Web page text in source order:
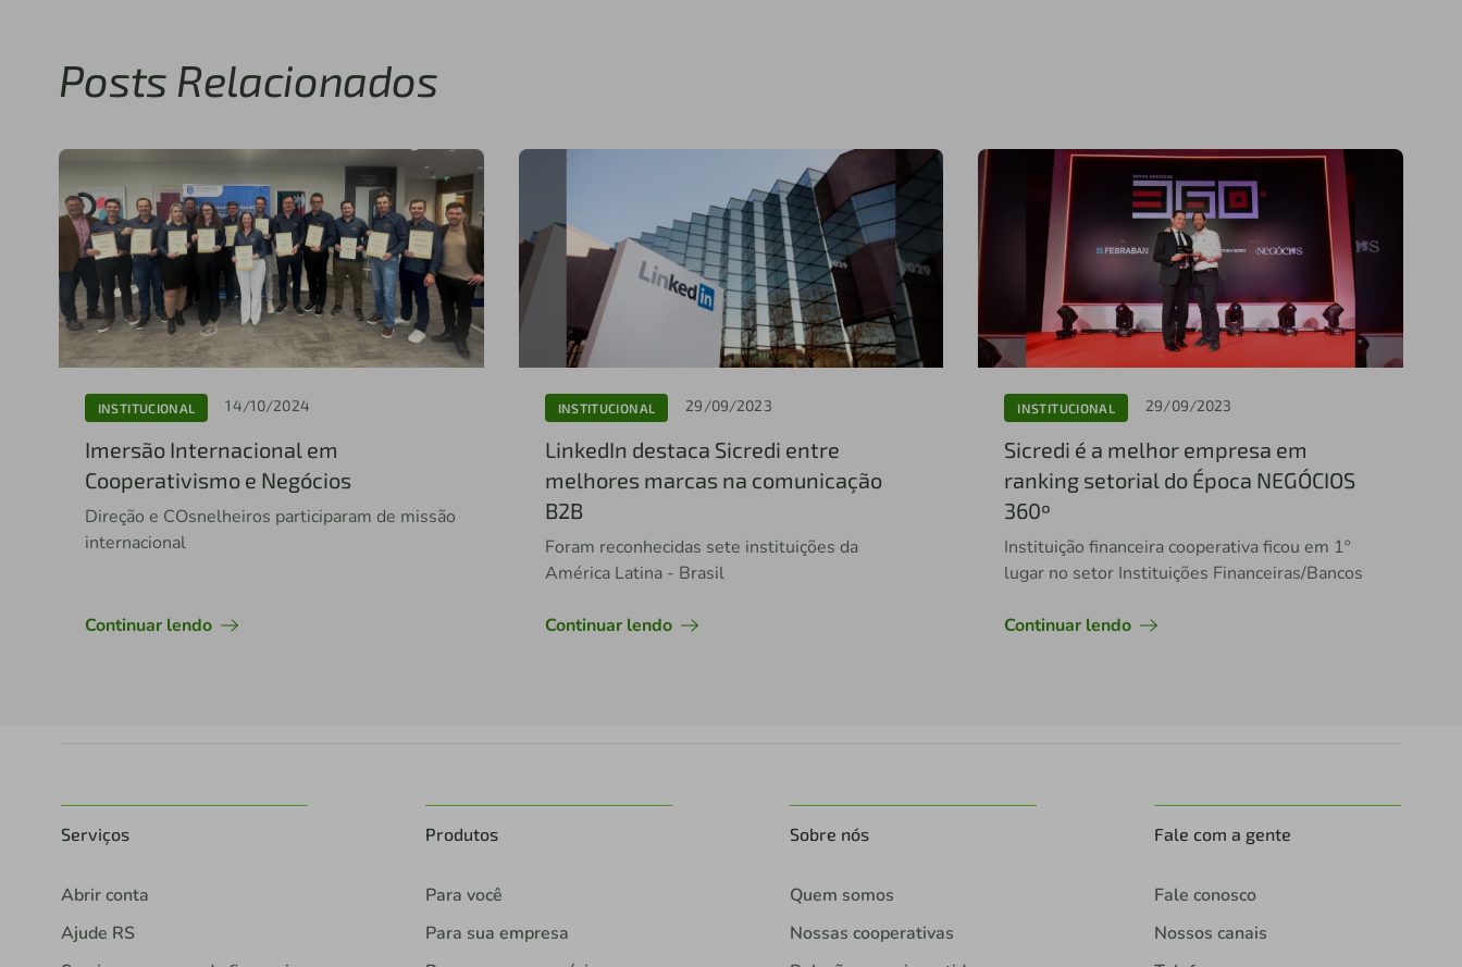
Posts Relacionados
INSTITUCIONAL 14/10/2024
Imersão Internacional em
Cooperativismo e Negócios
Direção e COsnelheiros participaram de missão
internacional
Continuar lendo
INSTITUCIONAL 29/09/2023
LinkedIn destaca Sicredi entre
melhores marcas na comunicação
B2B
Foram reconhecidas sete instituições da
América Latina - Brasil
Continuar lendo
INSTITUCIONAL 29/09/2023
Sicredi é a melhor empresa em
ranking setorial do Época NEGÓCIOS
360º
Instituição financeira cooperativa ficou em 1º
lugar no setor Instituições Financeiras/Bancos
Continuar lendo
Serviços
Abrir conta
Ajude RS
Produtos
Para você
Para sua empresa
Sobre nós
Quem somos
Nossas cooperativas
Fale com a gente
Fale conosco
Nossos canais